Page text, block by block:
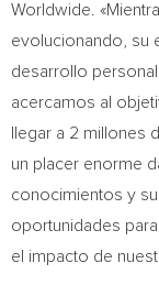
Worldwide.
evolucionando, su
desarrollo
acercamos al
llegar a 2 millones
un placer enorme
conocimientos y
oportunidades
el impacto de